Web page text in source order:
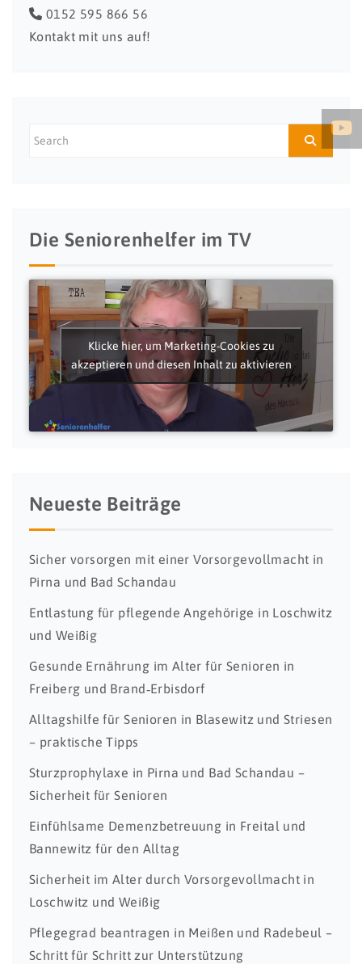
0152 595 866 56
Kontakt mit uns auf!
Die Seniorenhelfer im TV
Klicke hier, um Marketing-Cookies zu
akzeptieren und diesen Inhalt zu aktivieren
Neueste Beiträge
Sicher vorsorgen mit einer Vorsorgevollmacht in
Pirna und Bad Schandau
Entlastung für pflegende Angehörige in Loschwitz
und Weißig
Gesunde Ernährung im Alter für Senioren in
Freiberg und Brand‑Erbisdorf
Alltagshilfe für Senioren in Blasewitz und Striesen
– praktische Tipps
Sturzprophylaxe in Pirna und Bad Schandau –
Sicherheit für Senioren
Einfühlsame Demenzbetreuung in Freital und
Bannewitz für den Alltag
Sicherheit im Alter durch Vorsorgevollmacht in
Loschwitz und Weißig
Pflegegrad beantragen in Meißen und Radebeul –
Schritt für Schritt zur Unterstützung